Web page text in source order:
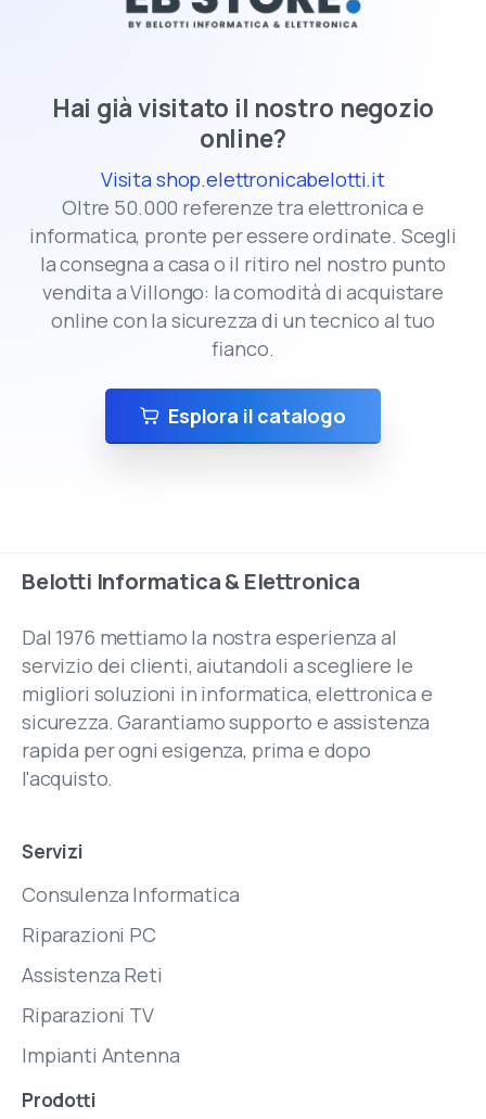
Hai già visitato il nostro negozio
online?
Visita shop.elettronicabelotti.it
Oltre 50.000 referenze tra elettronica e
informatica, pronte per essere ordinate. Scegli
la consegna a casa o il ritiro nel nostro punto
vendita a Villongo: la comodità di acquistare
online con la sicurezza di un tecnico al tuo
fianco.
Esplora il catalogo
Belotti Informatica&Elettronica
Dal 1976 mettiamo la nostra esperienza al
servizio dei clienti, aiutandoli a scegliere le
migliori soluzioni in informatica, elettronica e
sicurezza. Garantiamo supporto e assistenza
rapida per ogni esigenza, prima e dopo
l'acquisto.
Servizi
Consulenza Informatica
Riparazioni PC
Assistenza Reti
Riparazioni TV
Impianti Antenna
Prodotti